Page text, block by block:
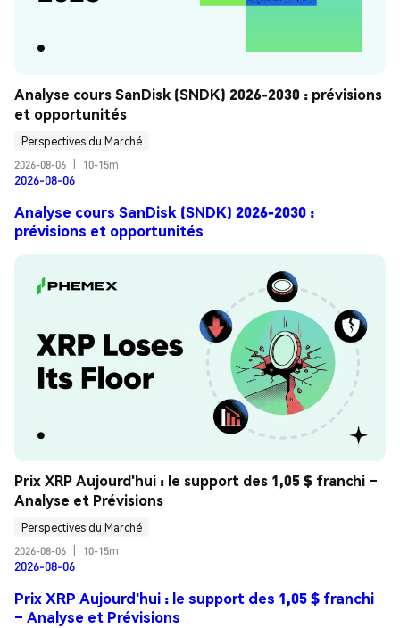
Analyse cours SanDisk (SNDK) 2026-2030 : prévisions
et opportunités
Perspectives du Marché
2026-08-06
10-15m
2026-08-06
Analyse cours SanDisk (SNDK) 2026-2030 :
prévisions et opportunités
Prix XRP Aujourd'hui : le support des 1,05 $ franchi –
Analyse et Prévisions
Perspectives du Marché
2026-08-06
10-15m
2026-08-06
Prix XRP Aujourd'hui : le support des 1,05 $ franchi
– Analyse et Prévisions